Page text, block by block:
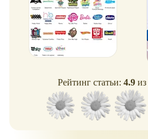
Рейтинг статьи: 4.9 из